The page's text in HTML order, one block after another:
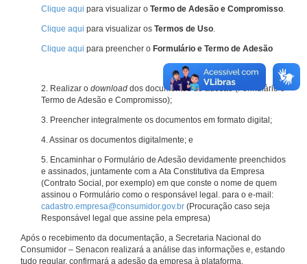
Clique aqui para visualizar o Termo de Adesão e Compromisso.
Clique aqui para visualizar os Termos de Uso.
Clique aqui para preencher o Formulário e Termo de Adesão
2. Realizar o download dos documentos de adesão (Formulário e
Termo de Adesão e Compromisso);
3. Preencher integralmente os documentos em formato digital;
4. Assinar os documentos digitalmente; e
5. Encaminhar o Formulário de Adesão devidamente preenchidos
e assinados, juntamente com a Ata Constitutiva da Empresa
(Contrato Social, por exemplo) em que conste o nome de quem
assinou o Formulário como o responsável legal. para o e-mail:
cadastro.empresa@consumidor.gov.br (Procuração caso seja
Responsável legal que assine pela empresa)
Após o recebimento da documentação, a Secretaria Nacional do
Consumidor – Senacon realizará a análise das informações e, estando
tudo regular, confirmará a adesão da empresa à plataforma.